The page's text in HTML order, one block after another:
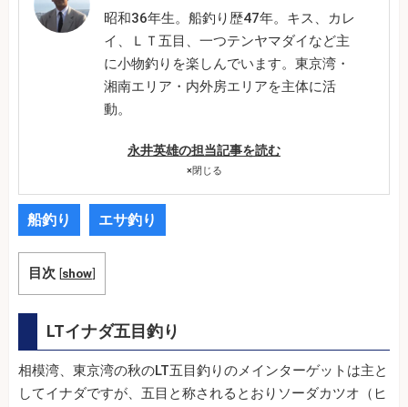
昭和36年生。船釣り歴47年。キス、カレ
イ、ＬＴ五目、一つテンヤマダイなど主
に小物釣りを楽しんでいます。東京湾・
湘南エリア・内外房エリアを主体に活
動。
永井英雄の担当記事を読む
×閉じる
船釣り エサ釣り
目次 [show]
LTイナダ五目釣り
相模湾、東京湾の秋のLT五目釣りのメインターゲットは主と
してイナダですが、五目と称されるとおりソーダカツオ（ヒ